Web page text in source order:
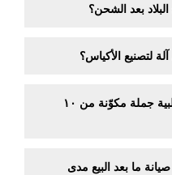
بعد الشحن؟
لتصنيع الأكياس؟
ما المدة الزمنية اللازمة لإنتاج طلبية جملة مكوّنة من ١٠
ما بعد البيع مدى